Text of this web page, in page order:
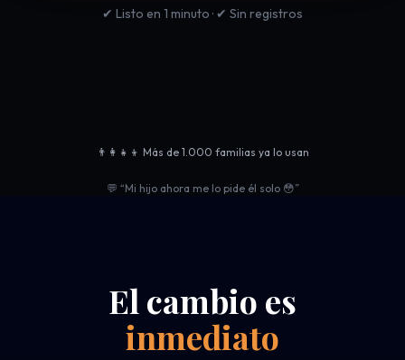
✔ Listo en 1 minuto · ✔ Sin registros
👨‍👩‍👧‍👦 Más de 1.000 familias ya lo usan
💬 “Mi hijo ahora me lo pide él solo 😳”
El cambio es
inmediato